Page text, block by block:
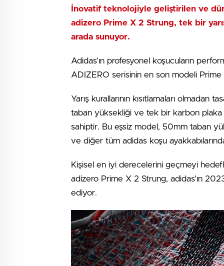
İnovatif teknolojiyle geliştirilen ve
adizero Prime X 2 Strung, tek bir
arada sunuyor.
Adidas’ın profesyonel koşucuların
ADIZERO serisinin en son modeli Prime
Yarış kurallarının kısıtlamaları
taban yüksekliği ve tek bir karbon plaka
sahiptir. Bu eşsiz model, 50mm taban
ve diğer tüm adidas koşu
Kişisel en iyi derecelerini geçmeyi
adizero Prime X 2 Strung, adidas’ın
ediyor.